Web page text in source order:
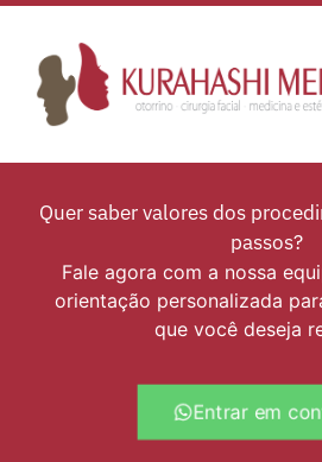
Quer saber valores dos
passos?
Fale agora com a nossa
orientação personalizada
que você deseja
Entrar em